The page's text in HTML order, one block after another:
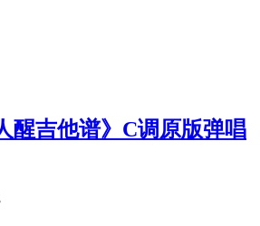
醒吉他谱》C调原版弹唱